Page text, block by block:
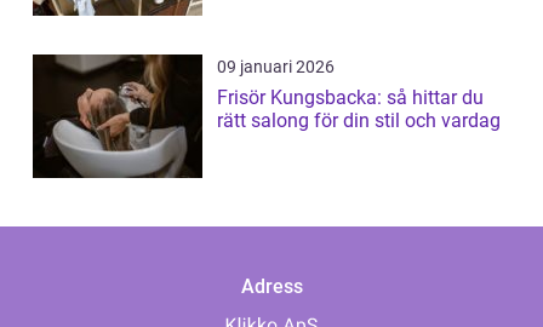
09 januari 2026
Frisör Kungsbacka: så hittar du
rätt salong för din stil och vardag
Adress